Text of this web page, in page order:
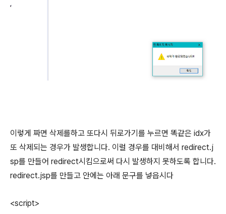
이렇게 짜면 삭제를하고 또다시 뒤로가기를 누르면 똑같은 idx가
또 삭제되는 경우가 발생합니다. 이럴 경우를 대비해서 redirect.j
sp를 만들어 redirect시킴으로써 다시 발생하지 못하도록 합니다.
redirect.jsp를 만들고 안에는 아래 문구를 넣읍시다
<script>